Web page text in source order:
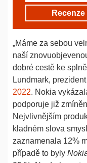
Recenze
„Máme za sebou
naší
dobré cestě ke
Lundmark,
2022. Nokia
podporuje již
Nejvlivnějším
kladném slova
zaznamenala 12%
případě to byly